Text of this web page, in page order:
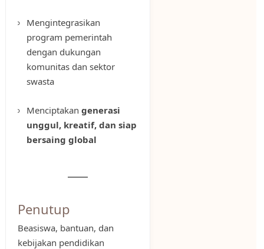
Mengintegrasikan
program pemerintah
dengan dukungan
komunitas dan sektor
swasta
Menciptakan generasi
unggul, kreatif, dan siap
bersaing global
Penutup
Beasiswa, bantuan, dan
kebijakan pendidikan